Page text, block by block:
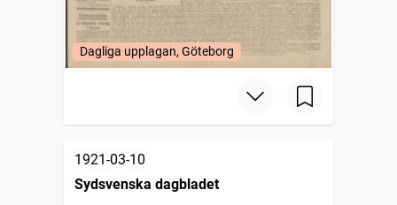
Dagliga upplagan, Göteborg
1921-03-10
Sydsvenska dagbladet